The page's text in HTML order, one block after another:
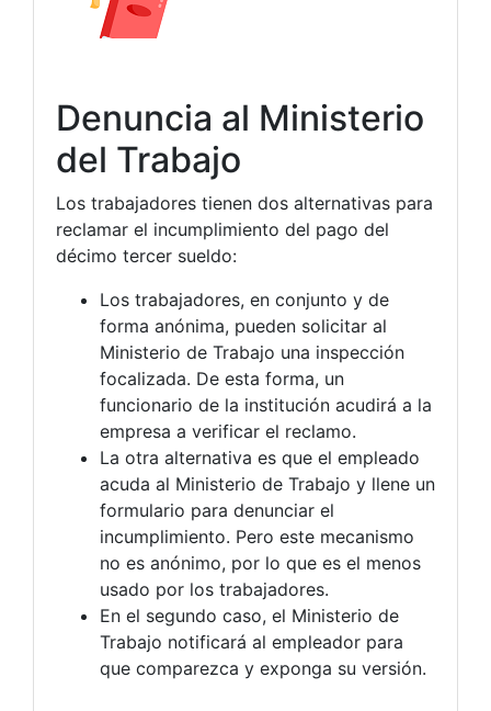
Denuncia al Ministerio
del Trabajo
Los trabajadores tienen dos alternativas para
reclamar el incumplimiento del pago del
décimo tercer sueldo:
Los trabajadores, en conjunto y de
forma anónima, pueden solicitar al
Ministerio de Trabajo una inspección
focalizada. De esta forma, un
funcionario de la institución acudirá a la
empresa a verificar el reclamo.
La otra alternativa es que el empleado
acuda al Ministerio de Trabajo y llene un
formulario para denunciar el
incumplimiento. Pero este mecanismo
no es anónimo, por lo que es el menos
usado por los trabajadores.
En el segundo caso, el Ministerio de
Trabajo notificará al empleador para
que comparezca y exponga su versión.